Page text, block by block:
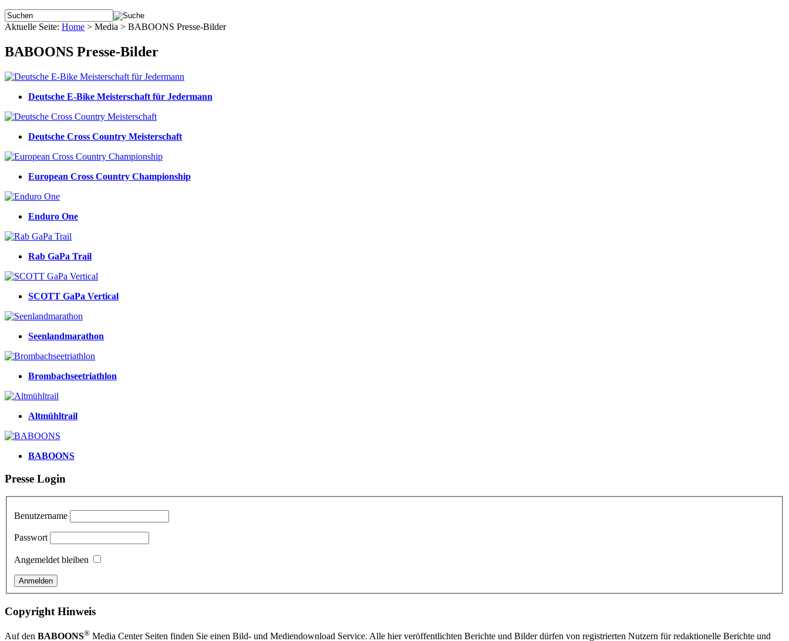
Aktuelle Seite: Home > Media > BABOONS Presse-Bilder
BABOONS Presse-Bilder
Deutsche E-Bike Meisterschaft für Jedermann
Deutsche Cross Country Meisterschaft
European Cross Country Championship
Enduro One
Rab GaPa Trail
SCOTT GaPa Vertical
Seenlandmarathon
Brombachseetriathlon
Altmühltrail
BABOONS
Presse Login
Benutzername
Passwort
Angemeldet bleiben
Copyright Hinweis
Auf den BABOONS® Media Center Seiten finden Sie einen Bild- und Mediendownload Service. Alle hier veröffentlichten Berichte und Bilder dürfen von registrierten Nutzern für redaktionelle Berichte und